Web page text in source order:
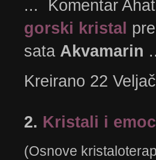
... Komentar
gorski kristal
sata Akvamarin
Kreirano 22
2. Kristali i
(Osnove